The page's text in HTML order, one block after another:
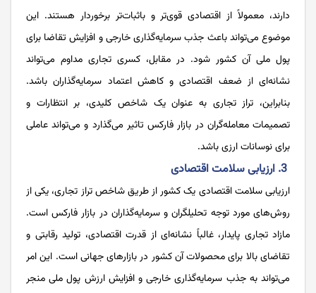
دارند، معمولاً از اقتصادی قوی‌تر و باثبات‌تر برخوردار هستند. این
موضوع می‌تواند باعث جذب سرمایه‌گذاری خارجی و افزایش تقاضا برای
پول ملی آن کشور شود. در مقابل، کسری تجاری مداوم می‌تواند
نشانه‌ای از ضعف اقتصادی و کاهش اعتماد سرمایه‌گذاران باشد.
بنابراین، تراز تجاری به عنوان یک شاخص کلیدی، بر انتظارات و
تصمیمات معامله‌گران در بازار فارکس تاثیر می‌گذارد و می‌تواند عاملی
برای نوسانات ارزی باشد.
ارزیابی سلامت اقتصادی یک کشور از طریق شاخص تراز تجاری، یکی از
روش‌های مورد توجه تحلیلگران و سرمایه‌گذاران در بازار فارکس است.
مازاد تجاری پایدار، غالباً نشانه‌ای از قدرت اقتصادی، تولید رقابتی و
تقاضای بالا برای محصولات آن کشور در بازارهای جهانی است. این امر
می‌تواند به جذب سرمایه‌گذاری خارجی و افزایش ارزش پول ملی منجر